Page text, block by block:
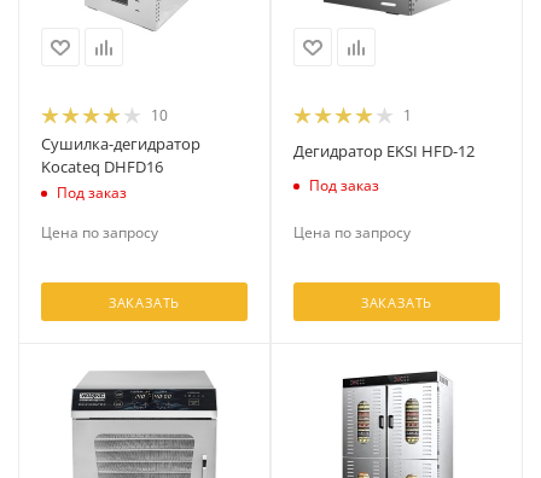
10
Сушилка-дегидратор
Kocateq DHFD16
Под заказ
Цена по запросу
ЗАКАЗАТЬ
1
Дегидратор EKSI HFD-12
Под заказ
Цена по запросу
ЗАКАЗАТЬ